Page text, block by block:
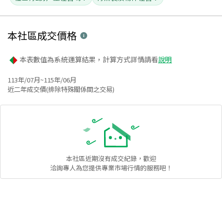
本社區成交價格
本表數值為系統運算結果，計算方式詳情請看說明
113年/07月~115年/06月
近二年成交價(排除特殊關係間之交易)
本社區近期沒有成交紀錄，歡迎
洽詢專人為您提供專業市場行情的服務吧！